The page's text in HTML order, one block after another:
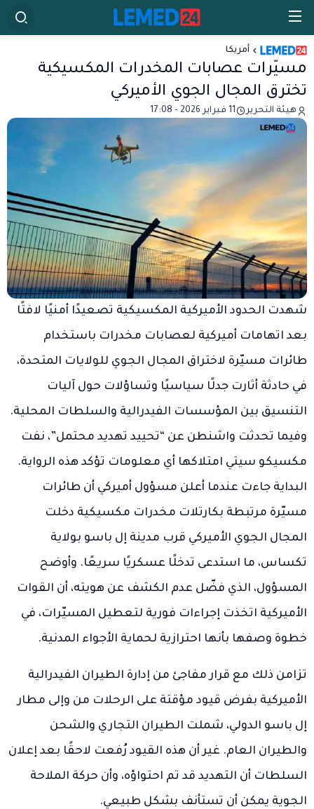
أمريكا
مسيّرات عصابات المخدرات المكسيكية
تخترق المجال الجوي الأميركي
هيئة التحرير 11 فبراير 2026 - 17:08
شهدت الحدود الأميركية المكسيكية تصعيدًا أمنيًا لافتًا
بعد اتهامات أميركية لعصابات مخدرات باستخدام
طائرات مسيّرة لاختراق المجال الجوي للولايات المتحدة،
في حادثة أثارت جدلًا سياسيًا وتساؤلات حول آليات
التنسيق بين المؤسسات الفيدرالية والسلطات المحلية.
وفيما تحدثت واشنطن عن “تحييد تهديد محتمل”، نفت
مكسيكو سيتي امتلاكها أي معلومات تؤكد هذه الرواية.
البداية جاءت عندما أعلن مسؤول أميركي أن طائرات
مسيّرة مرتبطة بكارتلات مخدرات مكسيكية دخلت
المجال الجوي الأميركي قرب مدينة إل باسو بولاية
تكساس، ما استدعى تدخلًا عسكريًا سريعًا. وأوضح
المسؤول، الذي فضّل عدم الكشف عن هويته، أن القوات
الأميركية اتخذت إجراءات فورية لتعطيل المسيّرات، في
خطوة وصفها بأنها احترازية لحماية الأجواء المدنية.
تزامن ذلك مع قرار مفاجئ من إدارة الطيران الفيدرالية
الأميركية بفرض قيود مؤقتة على الرحلات من وإلى مطار
إل باسو الدولي، شملت الطيران التجاري والشحن
والطيران العام. غير أن هذه القيود رُفعت لاحقًا بعد إعلان
السلطات أن التهديد قد تم احتواؤه، وأن حركة الملاحة
الجوية يمكن أن تستأنف بشكل طبيعي.